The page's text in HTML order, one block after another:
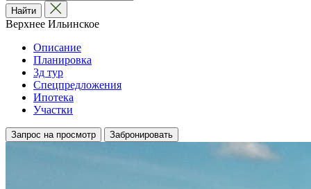
Найти
Верхнее Ильинское
Описание
Планировка
3д тур
Спецпредложения
Ипотека
Участки
Запрос на просмотр Забронировать